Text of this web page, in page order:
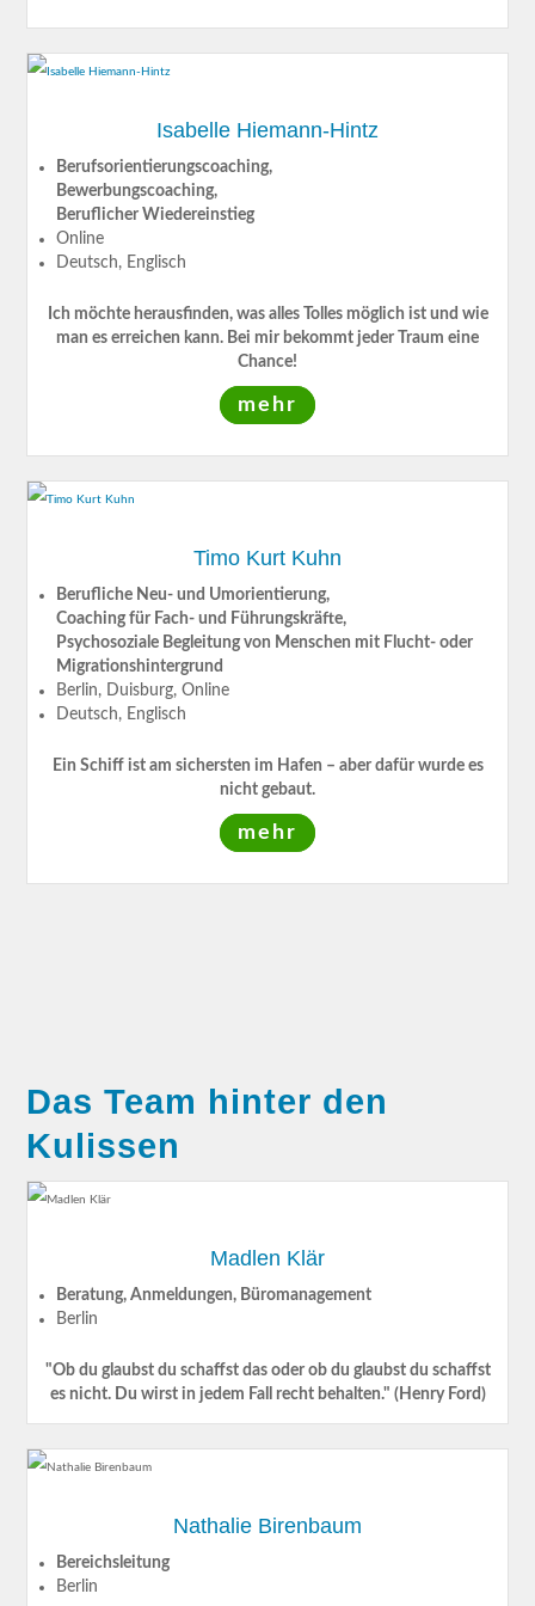
Isabelle Hiemann-Hintz
Berufsorientierungscoaching,
Bewerbungscoaching,
Beruflicher Wiedereinstieg
Online
Deutsch, Englisch
Ich möchte herausfinden, was alles Tolles möglich ist und wie
man es erreichen kann. Bei mir bekommt jeder Traum eine
Chance!
mehr
Timo Kurt Kuhn
Berufliche Neu- und Umorientierung,
Coaching für Fach- und Führungskräfte,
Psychosoziale Begleitung von Menschen mit Flucht- oder
Migrationshintergrund
Berlin, Duisburg, Online
Deutsch, Englisch
Ein Schiff ist am sichersten im Hafen – aber dafür wurde es
nicht gebaut.
mehr
Das Team hinter den
Kulissen
Madlen Klär
Beratung,Anmeldungen, Büromanagement
Berlin
"Ob du glaubst du schaffst das oder ob du glaubst du schaffst
es nicht. Du wirst in jedem Fall recht behalten." (Henry Ford)
Nathalie Birenbaum
Bereichsleitung
Berlin